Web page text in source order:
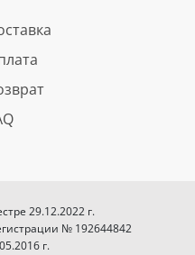
29.12.2022 г.
№ 192644842
г.